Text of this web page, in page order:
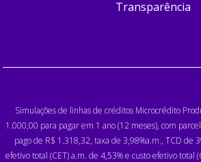
Transparência
Simulações de linhas de créditos Microcrédito
1.000,00 para pagar em 1 ano (12 meses), com
pago de R$ 1.318,32, taxa de 3,98%a.m., TCD de
efetivo total (CET) a.m. de 4,53% e custo efetivo total